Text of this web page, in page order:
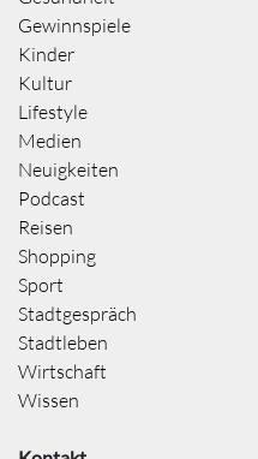
Gewinnspiele
Kinder
Kultur
Lifestyle
Medien
Neuigkeiten
Podcast
Reisen
Shopping
Sport
Stadtgespräch
Stadtleben
Wirtschaft
Wissen